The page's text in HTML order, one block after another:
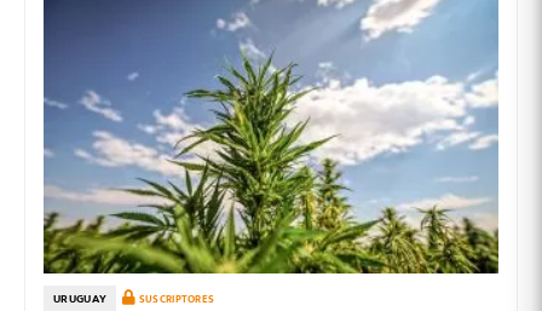
URUGUAY SUSCRIPTORES